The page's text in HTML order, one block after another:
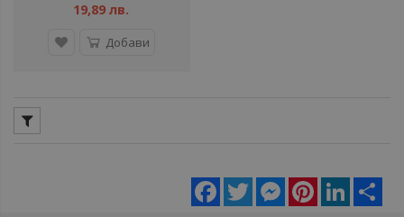
19,89 лв.
Добави
Facebook
Twitter MessengerPinterestLinkedIn